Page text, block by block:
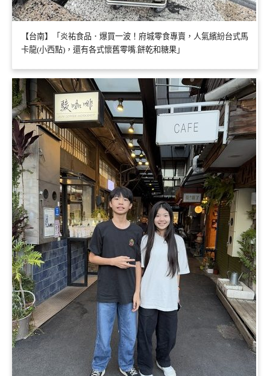
【台南】「炎祐食品．爆買一波！府城零食專賣，人氣繽紛台式馬
卡龍(小西點)，還有各式懷舊零嘴.餅乾和糖果」